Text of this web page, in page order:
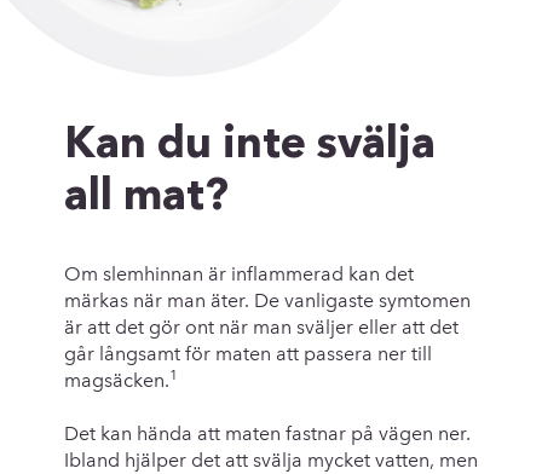
Kan du inte svälja
all mat?
Om slemhinnan är inflammerad kan det
märkas när man äter. De vanligaste symtomen
är att det gör ont när man sväljer eller att det
går långsamt för maten att passera ner till
magsäcken.1
Det kan hända att maten fastnar på vägen ner.
Ibland hjälper det att svälja mycket vatten, men